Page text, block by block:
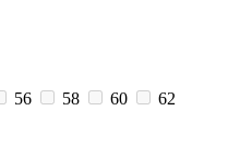
56 58 60
62